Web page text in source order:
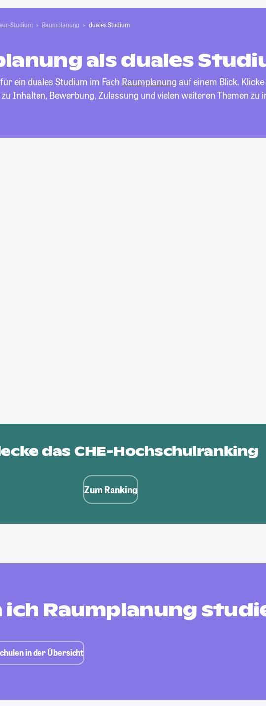
Studium Raumplanung duales Studium
als duales
ein duales Studium im Fach Raumplanung auf einem Blick.
Inhalten, Bewerbung, Zulassung und vielen weiteren Themen zu
das CHE-Hochschulranking
Zum Ranking
ich Raumplanung
in der Übersicht